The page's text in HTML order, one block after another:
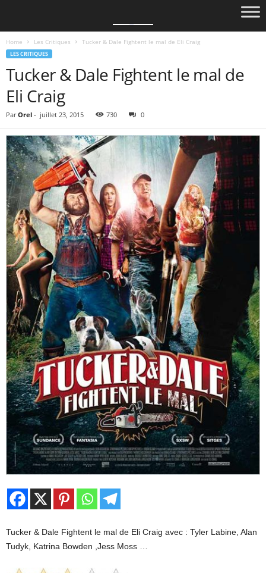
Home Les Critiques Tucker & Dale Fightent le mal de Eli Craig
LES CRITIQUES
Tucker & Dale Fightent le mal de
Eli Craig
Par Orel - juillet 23, 2015 730 0
Tucker & Dale Fightent le mal de Eli Craig avec : Tyler Labine, Alan
Tudyk, Katrina Bowden ,Jess Moss …